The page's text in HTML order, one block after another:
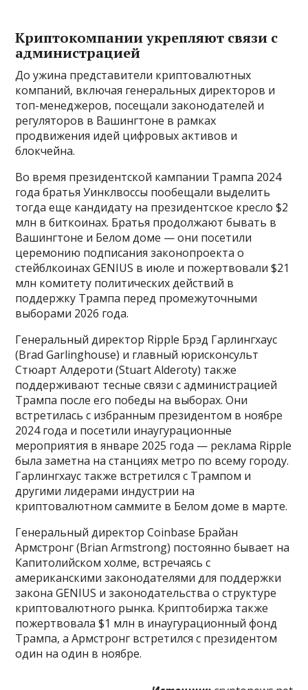
Криптокомпании укрепляют связи с
администрацией
До ужина представители криптовалютных
компаний, включая генеральных директоров и
топ-менеджеров, посещали законодателей и
регуляторов в Вашингтоне в рамках
продвижения идей цифровых активов и
блокчейна.
Во время президентской кампании Трампа 2024
года братья Уинклвоссы пообещали выделить
тогда еще кандидату на президентское кресло $2
млн в биткоинах. Братья продолжают бывать в
Вашингтоне и Белом доме — они посетили
церемонию подписания законопроекта о
стейблкоинах GENIUS в июле и пожертвовали $21
млн комитету политических действий в
поддержку Трампа перед промежуточными
выборами 2026 года.
Генеральный директор Ripple Брэд Гарлингхаус
(Brad Garlinghouse) и главный юрисконсульт
Стюарт Алдероти (Stuart Alderoty) также
поддерживают тесные связи с администрацией
Трампа после его победы на выборах. Они
встретилась с избранным президентом в ноябре
2024 года и посетили инаугурационные
мероприятия в январе 2025 года — реклама Ripple
была заметна на станциях метро по всему городу.
Гарлингхаус также встретился с Трампом и
другими лидерами индустрии на
криптовалютном саммите в Белом доме в марте.
Генеральный директор Coinbase Брайан
Армстронг (Brian Armstrong) постоянно бывает на
Капитолийском холме, встречаясь с
американскими законодателями для поддержки
закона GENIUS и законодательства о структуре
криптовалютного рынка. Криптобиржа также
пожертвовала $1 млн в инаугурационный фонд
Трампа, а Армстронг встретился с президентом
один на один в ноябре.